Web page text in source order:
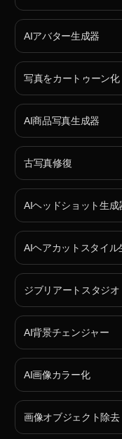
AIアバター生成器
写真をカートゥーン化
AI商品写真生成器
古写真修復
AIヘッドショット生成
AIヘアカットスタイル
ジブリアートスタジオ
AI背景チェンジャー
AI画像カラー化
画像オブジェクト除去